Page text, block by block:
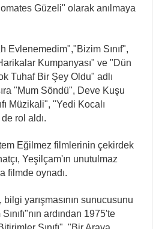
Güzeli" olarak anılmaya
Evlenemedim","Bizim Sınıf",
Kumpanyası" ve "Dün
Tuhaf Bir Şey Oldu" adlı
"Mum Söndü", Deve Kuşu
Müzikali", "Yedi Kocalı
rol aldı.
Eğilmez filmlerinin çekirdek
Yeşilçam'ın unutulmaz
filmde oynadı.
bilgi yarışmasının sunucusunu
ardından 1975'te